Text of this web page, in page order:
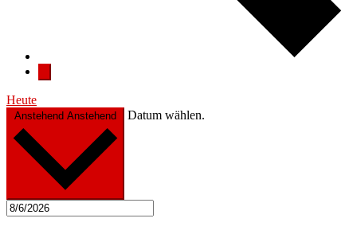
Heute
Anstehend Anstehend Datum wählen.